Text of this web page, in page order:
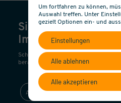
Sie interessieren
Immobilie?
Schreiben Sie uns! Wir nehmen
beraten Sie gerne!
Um fortfahren zu können,
Auswahl treffen. Unter
gezielt Optionen ein- und
Einstellungen
Alle ablehnen
Alle akzeptieren